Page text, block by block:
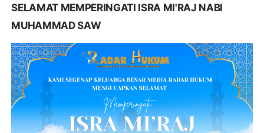
SELAMAT MEMPERINGATI ISRA MI'RAJ NABI
MUHAMMAD SAW